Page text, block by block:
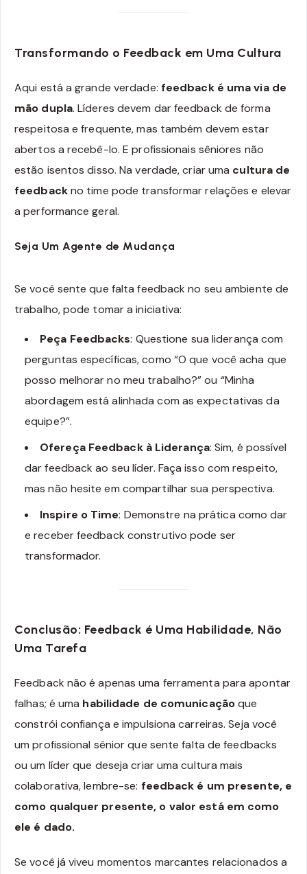
Transformando o Feedback em Uma Cultura
Aqui está a grande verdade: feedback é uma via de
mão dupla. Líderes devem dar feedback de forma
respeitosa e frequente, mas também devem estar
abertos a recebê-lo. E profissionais sêniores não
estão isentos disso. Na verdade, criar uma cultura de
feedbackno time pode transformar relações e elevar
a performance geral.
Seja Um Agente de Mudança
Se você sente que falta feedback no seu ambiente de
trabalho, pode tomar a iniciativa:
Peça Feedbacks: Questione sua liderança com
perguntas específicas, como “O que você acha que
posso melhorar no meu trabalho?” ou “Minha
abordagem está alinhada com as expectativas da
equipe?”.
Ofereça Feedback à Liderança: Sim, é possível
dar feedback ao seu líder. Faça isso com respeito,
mas não hesite em compartilhar sua perspectiva.
Inspire o Time: Demonstre na prática como dar
e receber feedback construtivo pode ser
transformador.
Conclusão: Feedback é Uma Habilidade, Não
Uma Tarefa
Feedback não é apenas uma ferramenta para apontar
falhas; é uma habilidade de comunicaçãoque
constrói confiança e impulsiona carreiras. Seja você
um profissional sênior que sente falta de feedbacks
ou um líder que deseja criar uma cultura mais
colaborativa, lembre-se: feedback é um presente, e
como qualquer presente, o valor está em como
ele é dado.
Se você já viveu momentos marcantes relacionados a